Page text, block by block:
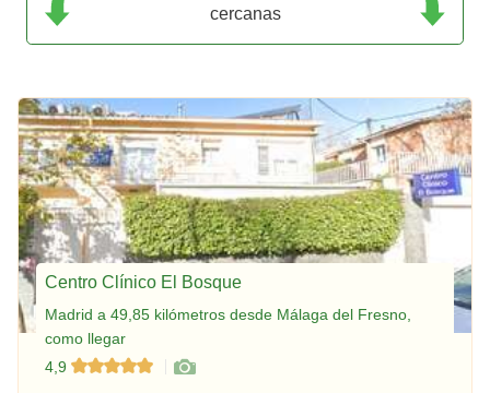
cercanas
Centro Clínico El Bosque
Madrid a 49,85 kilómetros desde Málaga del Fresno,
como llegar
4,9